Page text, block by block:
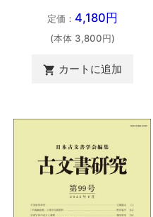
定価： 4,180円
(本体 3,800円)
 カートに追加